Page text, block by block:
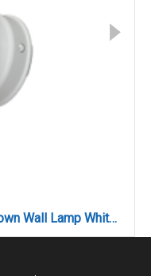
Ouachita 2xGU10 Outdoor Up-Down Wall Lamp White D:15.2cmx11.3cm (80200624)